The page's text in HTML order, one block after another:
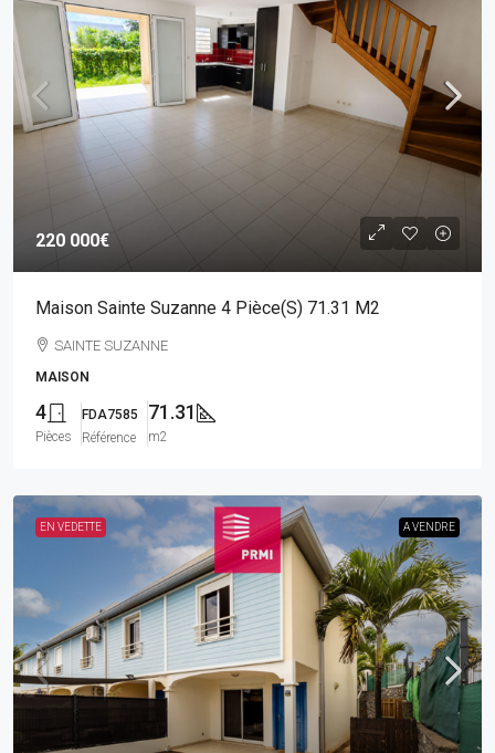
220 000€
Maison Sainte Suzanne 4 Pièce(s) 71.31 M2
SAINTE SUZANNE
MAISON
4
Pièces
FDA7585
Référence
71.31
m2
EN VEDETTE A VENDRE